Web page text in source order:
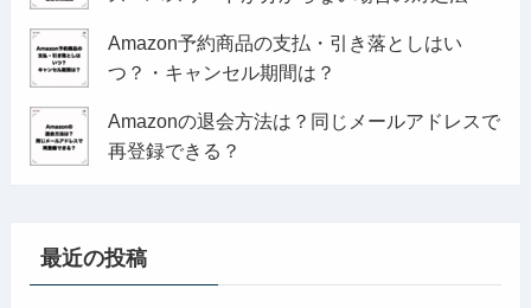
Amazon予約商品の支払・引き落としはい
つ？・キャンセル期間は？
Amazonの退会方法は？同じメールアドレスで
再登録できる？
最近の投稿